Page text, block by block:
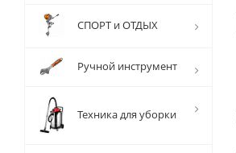
СПОРТ и ОТДЫХ
Ручной инструмент
Техника для уборки